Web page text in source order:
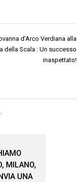
d’Arco Verdiana alla
della Scala : Un successo
inaspettato!
MILANO,
UNA